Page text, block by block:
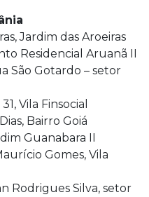
Jardim das Aroeiras
Residencial Aruanã II
São Gotardo – setor
Vila Finsocial
Bairro Goiá
Guanabara II
Gomes, Vila
Rodrigues Silva, setor